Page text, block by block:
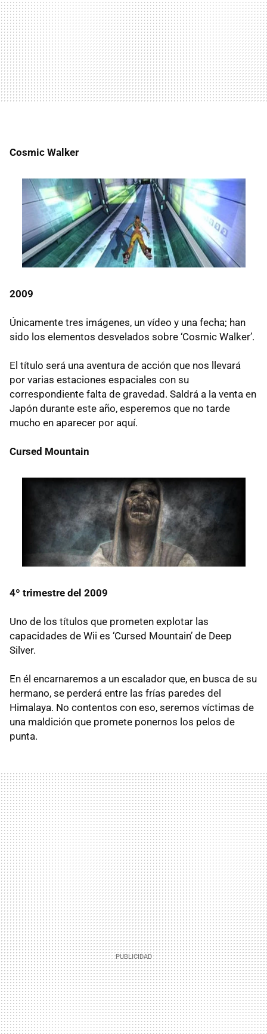
Cosmic Walker
2009
Únicamente tres imágenes, un vídeo y una fecha; han
sido los elementos desvelados sobre ‘Cosmic Walker’.
El título será una aventura de acción que nos llevará
por varias estaciones espaciales con su
correspondiente falta de gravedad. Saldrá a la venta en
Japón durante este año, esperemos que no tarde
mucho en aparecer por aquí.
Cursed Mountain
4º trimestre del 2009
Uno de los títulos que prometen explotar las
capacidades de Wii es ‘Cursed Mountain’ de Deep
Silver.
En él encarnaremos a un escalador que, en busca de su
hermano, se perderá entre las frías paredes del
Himalaya. No contentos con eso, seremos víctimas de
una maldición que promete ponernos los pelos de
punta.